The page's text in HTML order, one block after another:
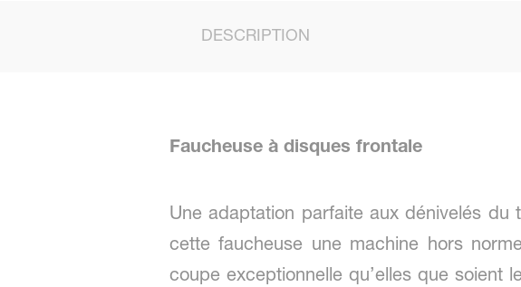
DESCRIPTION
Faucheuse à disques frontale
Une adaptation parfaite aux dénivelés du
cette faucheuse une machine hors
coupe exceptionnelle qu’elles que soient